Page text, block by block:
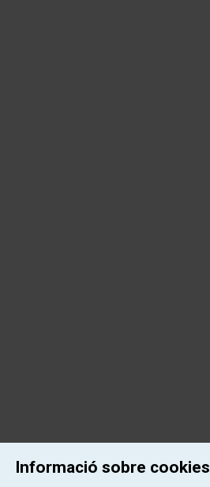
Informació sobre cookies